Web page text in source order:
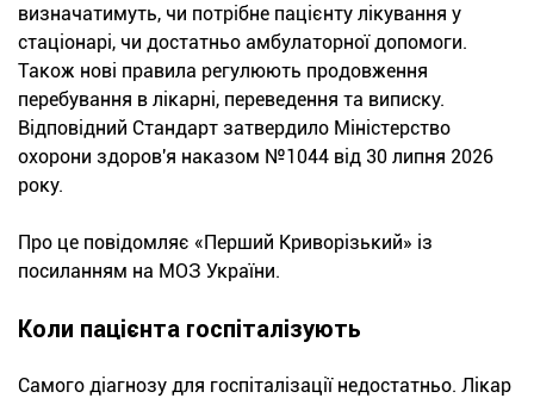
визначатимуть, чи потрібне пацієнту лікування у
стаціонарі, чи достатньо амбулаторної допомоги.
Також нові правила регулюють продовження
перебування в лікарні, переведення та виписку.
Відповідний Стандарт затвердило Міністерство
охорони здоров'я наказом №1044 від 30 липня 2026
року.
Про це повідомляє «Перший Криворізький» із
посиланням на МОЗ України.
Коли пацієнта госпіталізують
Самого діагнозу для госпіталізації недостатньо. Лікар